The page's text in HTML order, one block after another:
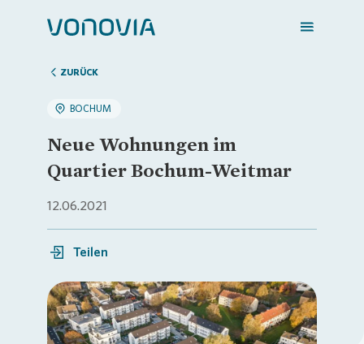
Zuhause finden
Mein Zuhause
Meine Stadt
Weitere Angebote
ZURÜCK
BOCHUM
Neue Wohnungen im
Quartier Bochum-Weitmar
12.06.2021
Teilen